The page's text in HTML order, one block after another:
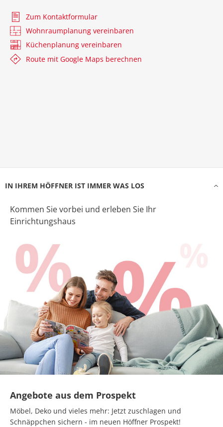
Zum Kontaktformular
Wohnraumplanung vereinbaren
Küchenplanung vereinbaren
Route mit Google Maps berechnen
IN IHREM HÖFFNER IST IMMER WAS LOS
Kommen Sie vorbei und erleben Sie Ihr
Einrichtungshaus
Angebote aus dem Prospekt
Möbel, Deko und vieles mehr: Jetzt zuschlagen und
Schnäppchen sichern - im neuen Höffner Prospekt!